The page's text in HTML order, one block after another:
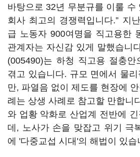
바탕으로 32년 무분규를 이룰 수
회사 최고의 경쟁력입니다.” 지
급 노동자 900여명을 직고용한
관계자는 자신감 있게 말했습니
(005490)는 하청 직고용 절충안
겪고 있습니다. 규모 면에서 물리
만, 파열음 없이 제도를 현장에
례는 상생 사례로 참고할 만합니
와 업황 악화로 산업계 전반에
데, 노사가 손을 맞잡고 위기 극
에 '다중교섭 시대'의 해법이 있습